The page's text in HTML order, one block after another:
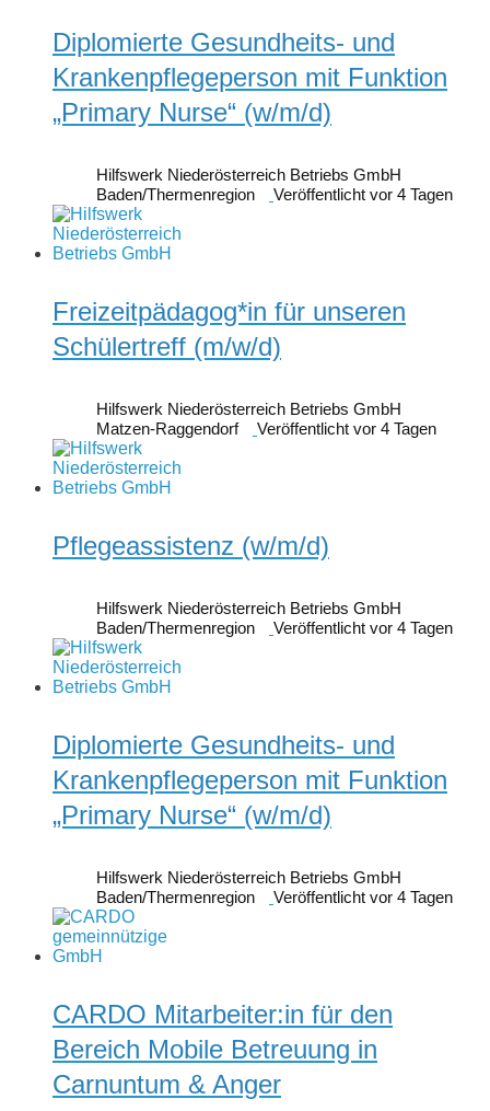
Diplomierte Gesundheits- und
Krankenpflegeperson mit Funktion
„Primary Nurse“ (w/m/d)
Hilfswerk Niederösterreich Betriebs GmbH
Baden/Thermenregion
Veröffentlicht vor 4 Tagen
Freizeitpädagog*in für unseren
Schülertreff (m/w/d)
Hilfswerk Niederösterreich Betriebs GmbH
Matzen-Raggendorf
Veröffentlicht vor 4 Tagen
Pflegeassistenz (w/m/d)
Hilfswerk Niederösterreich Betriebs GmbH
Baden/Thermenregion
Veröffentlicht vor 4 Tagen
Diplomierte Gesundheits- und
Krankenpflegeperson mit Funktion
„Primary Nurse“ (w/m/d)
Hilfswerk Niederösterreich Betriebs GmbH
Baden/Thermenregion
Veröffentlicht vor 4 Tagen
CARDO Mitarbeiter:in für den
Bereich Mobile Betreuung in
Carnuntum & Anger